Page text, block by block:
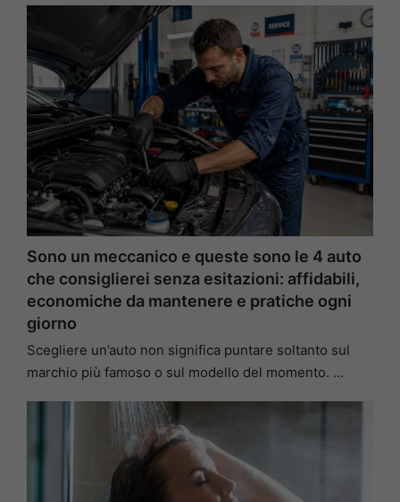
Sono un meccanico e queste sono le 4 auto
che consiglierei senza esitazioni: affidabili,
economiche da mantenere e pratiche ogni
giorno
Scegliere un’auto non significa puntare soltanto sul
marchio più famoso o sul modello del momento. …